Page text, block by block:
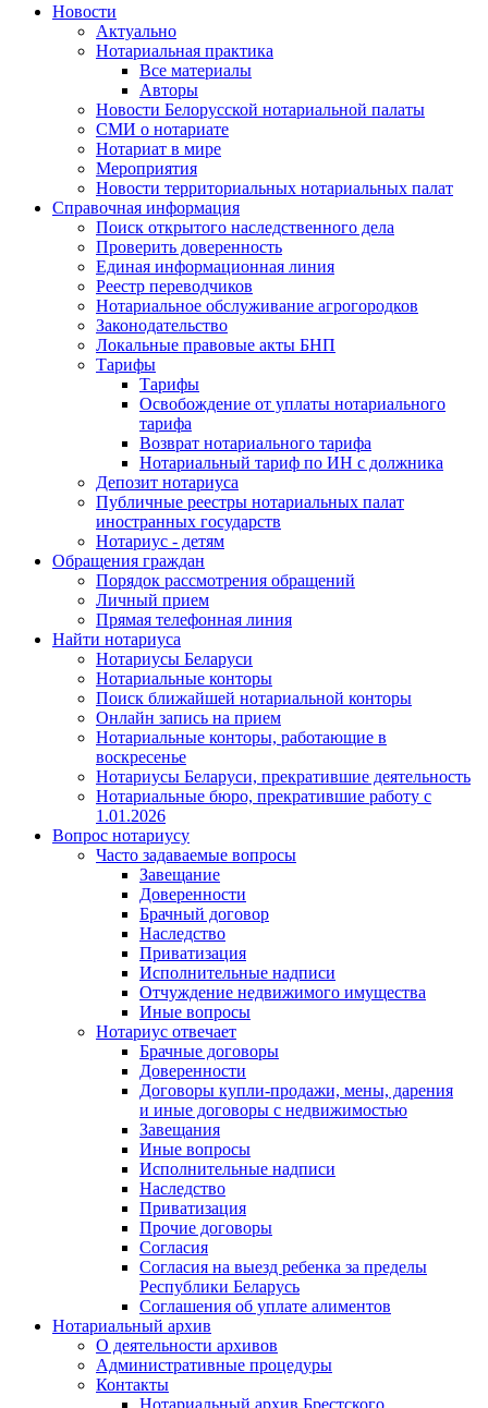
Новости
Актуально
Нотариальная практика
Все материалы
Авторы
Новости Белорусской нотариальной палаты
СМИ о нотариате
Нотариат в мире
Мероприятия
Новости территориальных нотариальных палат
Справочная информация
Поиск открытого наследственного дела
Проверить доверенность
Единая информационная линия
Реестр переводчиков
Нотариальное обслуживание агрогородков
Законодательство
Локальные правовые акты БНП
Тарифы
Тарифы
Освобождение от уплаты нотариального
тарифа
Возврат нотариального тарифа
Нотариальный тариф по ИН с должника
Депозит нотариуса
Публичные реестры нотариальных палат
иностранных государств
Нотариус - детям
Обращения граждан
Порядок рассмотрения обращений
Личный прием
Прямая телефонная линия
Найти нотариуса
Нотариусы Беларуси
Нотариальные конторы
Поиск ближайшей нотариальной конторы
Онлайн запись на прием
Нотариальные конторы, работающие в
воскресенье
Нотариусы Беларуси, прекратившие деятельность
Нотариальные бюро, прекратившие работу с
1.01.2026
Вопрос нотариусу
Часто задаваемые вопросы
Завещание
Доверенности
Брачный договор
Наследство
Приватизация
Исполнительные надписи
Отчуждение недвижимого имущества
Иные вопросы
Нотариус отвечает
Брачные договоры
Доверенности
Договоры купли-продажи, мены, дарения
и иные договоры с недвижимостью
Завещания
Иные вопросы
Исполнительные надписи
Наследство
Приватизация
Прочие договоры
Согласия
Согласия на выезд ребенка за пределы
Республики Беларусь
Соглашения об уплате алиментов
Нотариальный архив
О деятельности архивов
Административные процедуры
Контакты
Нотариальный архив Брестского